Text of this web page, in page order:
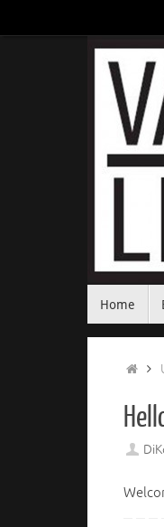
Inhalt
Inhalt
Home
Start